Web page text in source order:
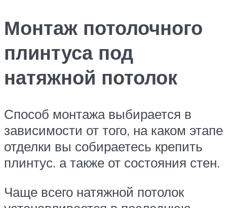
Монтаж потолочного
плинтуса под
натяжной потолок
Способ монтажа выбирается в
зависимости от того, на каком этапе
отделки вы собираетесь крепить
плинтус. а также от состояния стен.
Чаще всего натяжной потолок